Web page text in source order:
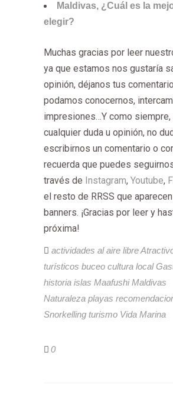
Maldivas, ¿Cuál es la
elegir?
Muchas gracias por leer
ya que estamos nos gustaría
opinión, déjanos tus
podamos conocernos,
impresiones…Y como
cualquier duda u opinión, no
escribirnos un comentario o
recuerda que puedes
través de Instagram, Youtube,
el resto de RRSS que
banners. ¡Gracias por leer y
próxima!
actividades al aire libre
turísticos buceo cultura local
historia islas Maafushi Maldivas
Naturaleza playas
Snorkelling turismo Vida Marina
0